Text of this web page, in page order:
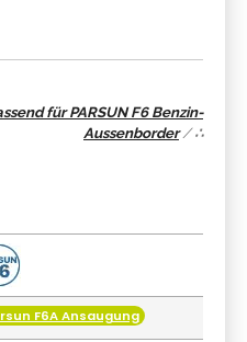
für PARSUN F6 Benzin-
Aussenborder/∴
F6A Ansaugung